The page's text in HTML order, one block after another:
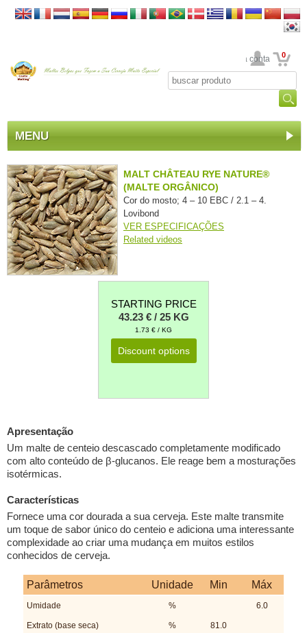
Sua conta 0
MENU
MALT CHÂTEAU RYE NATURE®
(MALTE ORGÂNICO)
Cor do mosto; 4 – 10 EBC / 2.1 – 4.
Lovibond
VER ESPECIFICAÇÕES
Related videos
STARTING PRICE
43.23 € / 25 KG
1.73 € / KG
Discount options
Apresentação
Um malte de centeio descascado completamente modificado
com alto conteúdo de β-glucanos. Ele reage bem a mosturações
isotérmicas.
Características
Fornece uma cor dourada a sua cerveja. Este malte transmite
um toque de sabor único do centeio e adiciona uma interessante
complexidade ao criar uma mudança em muitos estilos
conhecidos de cerveja.
Parâmetros Unidade Min Máx
Umidade % 6.0
Extrato (base seca) % 81.0